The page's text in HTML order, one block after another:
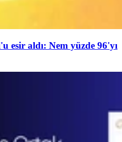
esir aldı: Nem yüzde 96'yı